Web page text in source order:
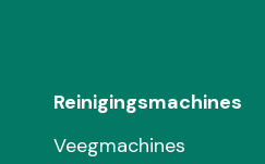
Reinigingsmachines
Veegmachines